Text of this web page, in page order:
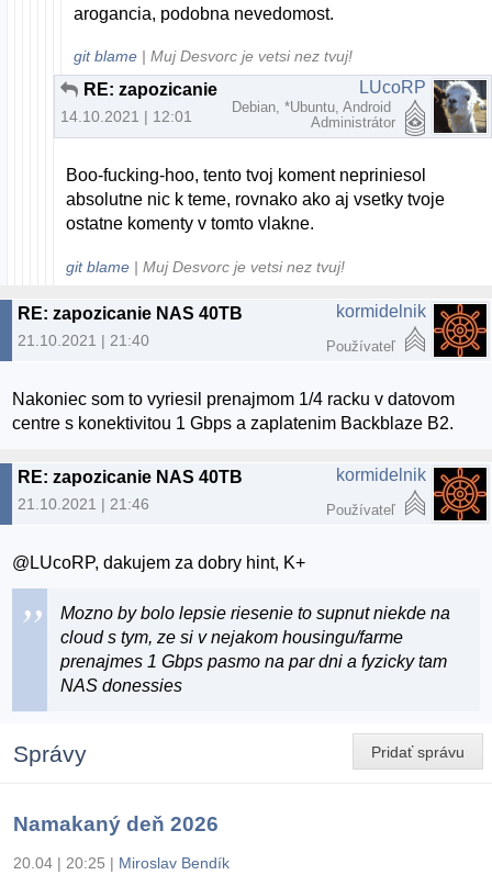
arogancia, podobna nevedomost.
git blame | Muj Desvorc je vetsi nez tvuj!
RE: zapozicanie NAS 40TB
14.10.2021 | 12:01
LUcoRP
Debian, *Ubuntu, Android
Administrátor
Boo-fucking-hoo, tento tvoj koment nepriniesol
absolutne nic k teme, rovnako ako aj vsetky tvoje
ostatne komenty v tomto vlakne.
git blame | Muj Desvorc je vetsi nez tvuj!
RE: zapozicanie NAS 40TB
21.10.2021 | 21:40
kormidelnik
Používateľ
Nakoniec som to vyriesil prenajmom 1/4 racku v datovom
centre s konektivitou 1 Gbps a zaplatenim Backblaze B2.
RE: zapozicanie NAS 40TB
21.10.2021 | 21:46
kormidelnik
Používateľ
@LUcoRP, dakujem za dobry hint, K+
Mozno by bolo lepsie riesenie to supnut niekde na
cloud s tym, ze si v nejakom housingu/farme
prenajmes 1 Gbps pasmo na par dni a fyzicky tam
NAS donessies
Pridať správu
Správy
Namakaný deň 2026
20.04 | 20:25 | Miroslav Bendík